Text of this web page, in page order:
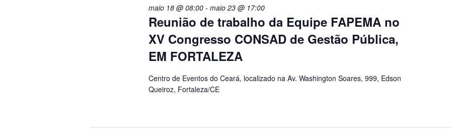
Reunião de trabalho da Equipe FAPEMA no
XV Congresso CONSAD de Gestão Pública,
EM FORTALEZA
maio 18 @ 08:00- maio 23 @ 17:00
Centro de Eventos do Ceará, localizado na Av. Washington Soares, 999, Edson
Queiroz, Fortaleza/CE